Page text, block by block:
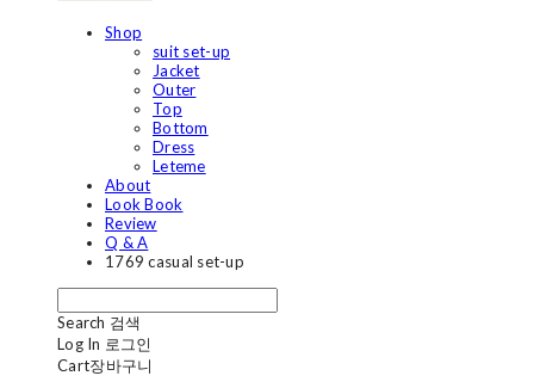
Shop
suit set-up
Jacket
Outer
Top
Bottom
Dress
Leteme
About
Look Book
Review
Q & A
1769 casual set-up
Search 검색
Log In 로그인
Cart장바구니